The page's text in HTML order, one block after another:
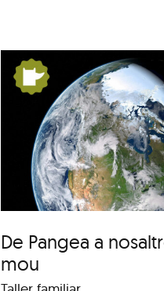
De Pangea a
mou
Festa
de